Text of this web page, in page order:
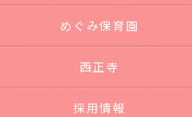
めぐみ保育園
西正寺
採用情報